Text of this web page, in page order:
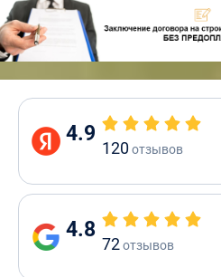
4.9
120отзывов
4.8
72отзывов